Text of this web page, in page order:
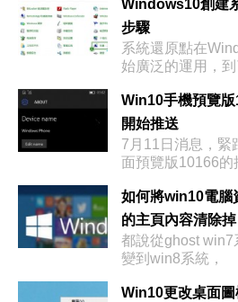
Windows10創建
步驟
系統還原點在
始廣泛的運用，
Win10手機預覽
開始推送
7月11日消息，緊
面預覽版10166的
如何將win10電腦
的主頁內容清除掉
都說從ghost win7
變到win8系統，
Win10更改桌面